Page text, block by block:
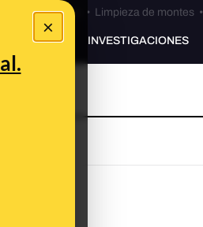
×
Bulos Ceuta • Limpieza de montes•
INVESTIGACIONES